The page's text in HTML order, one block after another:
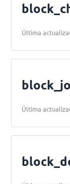
Última
Última